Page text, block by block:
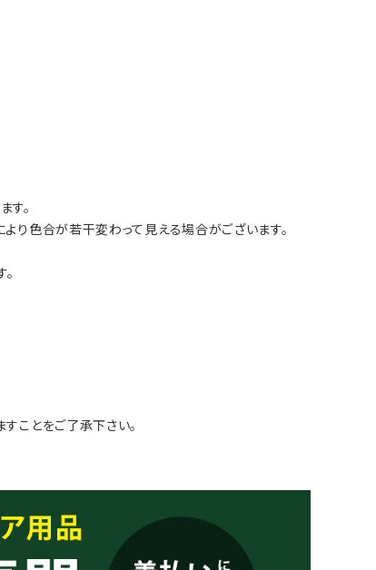
。
り色合が若干変わって見える場合がございます。
ことをご了承下さい。